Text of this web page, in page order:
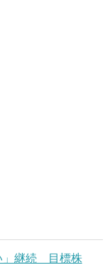
」継続 目標株